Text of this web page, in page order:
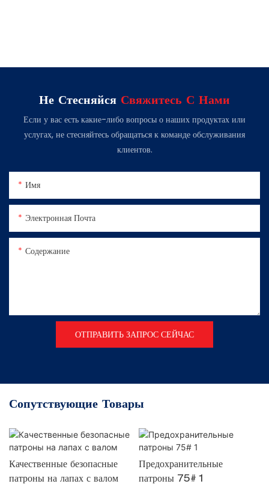
Не Стесняйся Свяжитесь С Нами
Если у вас есть какие-либо вопросы о наших продуктах или
услугах, не стесняйтесь обращаться к команде обслуживания
клиентов.
Имя
Электронная Почта
Содержание
ОТПРАВИТЬ ЗАПРОС СЕЙЧАС
Сопутствующие Товары
Качественные безопасные
патроны на лапах с валом
Предохранительные
патроны 75# 1